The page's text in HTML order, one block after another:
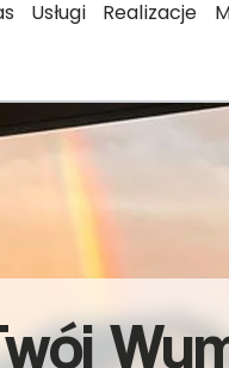
Usługi Realizacje